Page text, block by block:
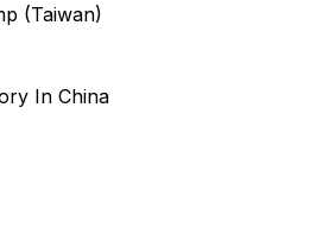
(Taiwan)
In China